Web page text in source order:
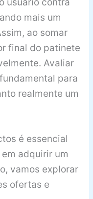
mais um
ao somar
final do patinete
Avaliar
para
realmente um
é essencial
adquirir um
vamos explorar
ofertas e